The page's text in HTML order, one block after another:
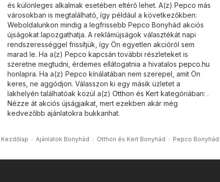
és különleges alkalmak esetében eltérő lehet. A(z) Pepco más
városokban is megtalálható, így például a következőkben:
Weboldalunkon mindig a legfrissebb Pepco Bonyhád akciós
újságokat lapozgathatja. A reklámújságok választékát napi
rendszerességgel frissítjük, így Ön egyetlen akcióról sem
marad le. Ha a(z) Pepco kapcsán további részleteket is
szeretne megtudni, érdemes ellátogatnia a hivatalos pepco.hu
honlapra. Ha a(z) Pepco kínálatában nem szerepel, amit Ön
keres, ne aggódjon. Válasszon ki egy másik üzletet a
lakhelyén találhatóak közül a(z) Otthon és Kert kategóriában: .
Nézze át akciós újságjaikat, mert ezekben akár még
kedvezőbb ajánlatokra bukkanhat.
Kezdőlap Ajánlatok Bonyhád Otthon és Kert Bonyhád Pepco Bonyhád